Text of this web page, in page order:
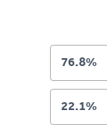
76.8%
22.1%